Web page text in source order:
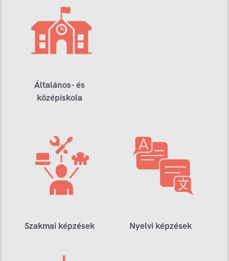
Általános- és
középiskola
Szakmai képzések Nyelvi képzések